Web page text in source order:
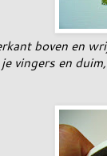
boven en
vingers en